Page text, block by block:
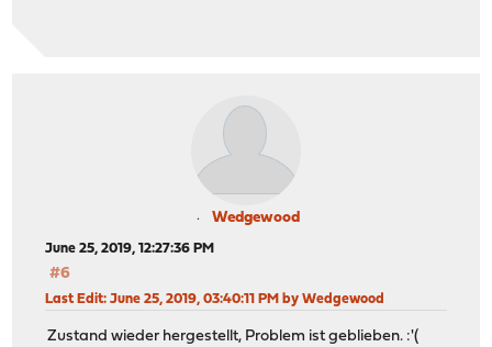
Wedgewood
June 25, 2019, 12:27:36 PM
#6
Last Edit: June 25, 2019, 03:40:11 PM by Wedgewood
Zustand wieder hergestellt, Problem ist geblieben. :'(